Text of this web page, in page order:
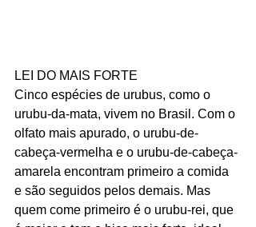
LEI DO MAIS FORTE
Cinco espécies de urubus, como o
urubu-da-mata, vivem no Brasil. Com o
olfato mais apurado, o urubu-de-
cabeça-vermelha e o urubu-de-cabeça-
amarela encontram primeiro a comida
e são seguidos pelos demais. Mas
quem come primeiro é o urubu-rei, que